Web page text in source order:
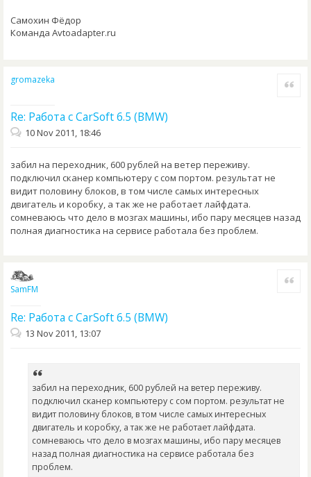
Самохин Фёдор
Команда Avtoadapter.ru
gromazeka
Re: Работа с CarSoft 6.5 (BMW)
Quote
10 Nov 2011, 18:46
забил на переходник, 600 рублей на ветер переживу.
подключил сканер компьютеру с сом портом. результат не
видит половину блоков, в том числе самых интересных
двигатель и коробку, а так же не работает лайфдата.
сомневаюсь что дело в мозгах машины, ибо пару месяцев назад
полная диагностика на сервисе работала без проблем.
SamFM
Re: Работа с CarSoft 6.5 (BMW)
Quote
13 Nov 2011, 13:07
забил на переходник, 600 рублей на ветер переживу.
подключил сканер компьютеру с сом портом. результат не
видит половину блоков, в том числе самых интересных
двигатель и коробку, а так же не работает лайфдата.
сомневаюсь что дело в мозгах машины, ибо пару месяцев
назад полная диагностика на сервисе работала без
проблем.